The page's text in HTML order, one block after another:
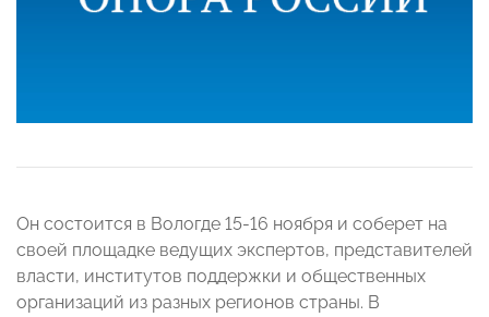
Он состоится в Вологде 15-16 ноября и соберет на
своей площадке ведущих экспертов, представителей
власти, институтов поддержки и общественных
организаций из разных регионов страны. В